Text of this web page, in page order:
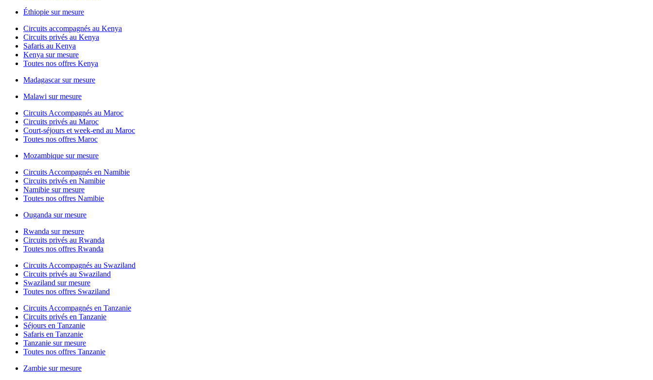
Éthiopie sur mesure
Circuits accompagnés au Kenya
Circuits privés au Kenya
Safaris au Kenya
Kenya sur mesure
Toutes nos offres Kenya
Madagascar sur mesure
Malawi sur mesure
Circuits Accompagnés au Maroc
Circuits privés au Maroc
Court-séjours et week-end au Maroc
Toutes nos offres Maroc
Mozambique sur mesure
Circuits Accompagnés en Namibie
Circuits privés en Namibie
Namibie sur mesure
Toutes nos offres Namibie
Ouganda sur mesure
Rwanda sur mesure
Circuits privés au Rwanda
Toutes nos offres Rwanda
Circuits Accompagnés au Swaziland
Circuits privés au Swaziland
Swaziland sur mesure
Toutes nos offres Swaziland
Circuits Accompagnés en Tanzanie
Circuits privés en Tanzanie
Séjours en Tanzanie
Safaris en Tanzanie
Tanzanie sur mesure
Toutes nos offres Tanzanie
Zambie sur mesure